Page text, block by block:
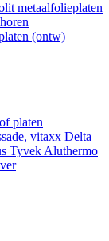
metaalfolieplaten
(ontw)
platen
vitaxx Delta
Tyvek Aluthermo